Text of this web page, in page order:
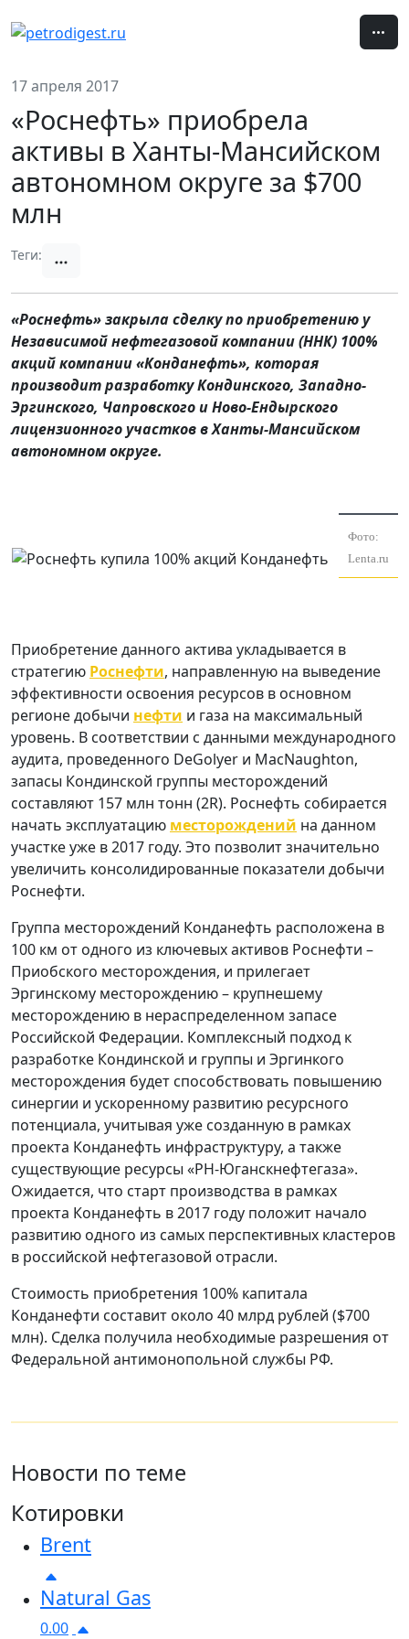
17 апреля 2017
«Роснефть» приобрела
активы в Ханты-Мансийском
автономном округе за $700
млн
Теги:
«Роснефть» закрыла сделку по приобретению у
Независимой нефтегазовой компании (ННК) 100%
акций компании «Конданефть», которая
производит разработку Кондинского, Западно-
Эргинского, Чапровского и Ново-Ендырского
лицензионного участков в Ханты-Мансийском
автономном округе.
Фото:
Lenta.ru
Приобретение данного актива укладывается в
стратегию Роснефти, направленную на выведение
эффективности освоения ресурсов в основном
регионе добычи нефти и газа на максимальный
уровень. В соответствии с данными международного
аудита, проведенного DeGolyer и MacNaughton,
запасы Кондинской группы месторождений
составляют 157 млн тонн (2R). Роснефть собирается
начать эксплуатацию месторождений на данном
участке уже в 2017 году. Это позволит значительно
увеличить консолидированные показатели добычи
Роснефти.
Группа месторождений Конданефть расположена в
100 км от одного из ключевых активов Роснефти –
Приобского месторождения, и прилегает
Эргинскому месторождению – крупнешему
месторождению в нераспределенном запасе
Российской Федерации. Комплексный подход к
разработке Кондинской и группы и Эргинкого
месторождения будет способствовать повышению
синергии и ускоренному развитию ресурсного
потенциала, учитывая уже созданную в рамках
проекта Конданефть инфраструктуру, а также
существующие ресурсы «РН-Юганскнефтегаза».
Ожидается, что старт производства в рамках
проекта Конданефть в 2017 году положит начало
развитию одного из самых перспективных кластеров
в российской нефтегазовой отрасли.
Стоимость приобретения 100% капитала
Конданефти составит около 40 млрд рублей ($700
млн). Сделка получила необходимые разрешения от
Федеральной антимонопольной службы РФ.
Новости по теме
Котировки
Brent
Natural Gas
0.00